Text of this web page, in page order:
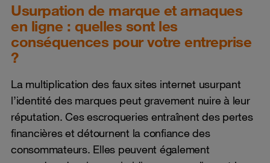
Usurpation de marque et arnaques
en ligne : quelles sont les
conséquences pour votre entreprise
?
La multiplication des faux sites internet usurpant
l’identité des marques peut gravement nuire à leur
réputation. Ces escroqueries entraînent des pertes
financières et détournent la confiance des
consommateurs. Elles peuvent également